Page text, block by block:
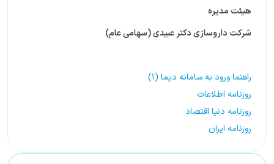
هیئت مدیره
شرکت داروسازی دکتر عبیدی (سهامی عام)
راهنما ورود به سامانه دیما (1)
روزنامه اطلاعات
روزنامه دنیا اقتصاد
روزنامه ایران